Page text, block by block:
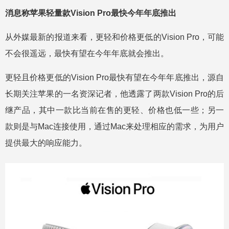
消息称苹果轻量款Vision Pro最快今年年底推出
从外媒最新的报道来看，更轻和价格更低的Vision Pro，可能
不会很遥远，最快有望在今年年底就会推出。
更轻且价格更低的Vision Pro最快有望在今年年底推出，源自
长期关注苹果的一名资深记者，他透露了两款Vision Pro的后
继产品，其中一款比当前在售的更轻、价格也低一些；另一
款则是与Mac连接使用，通过Mac来处理相应的需求，为用户
提供最大的响应能力。